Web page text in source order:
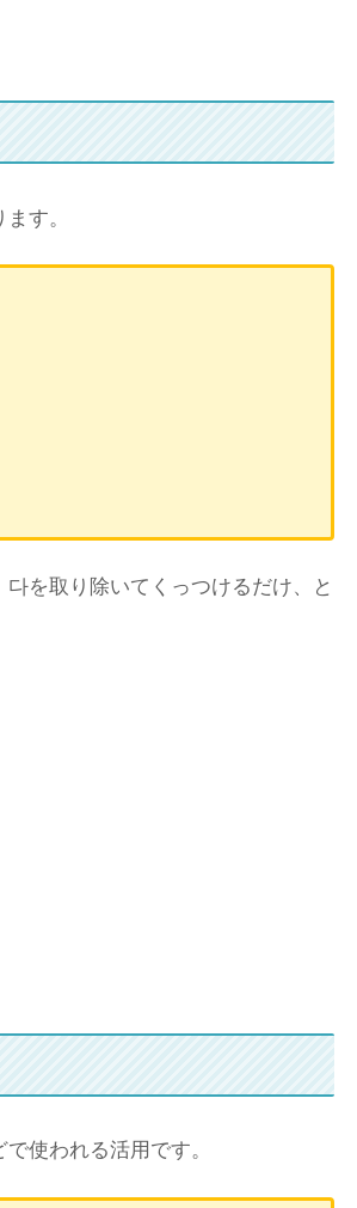
す。
を取り除いてくっつけるだけ、と
使われる活用です。